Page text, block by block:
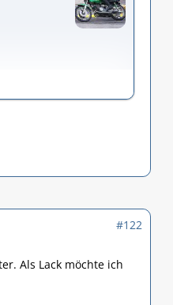
#122
Als Lack möchte ich